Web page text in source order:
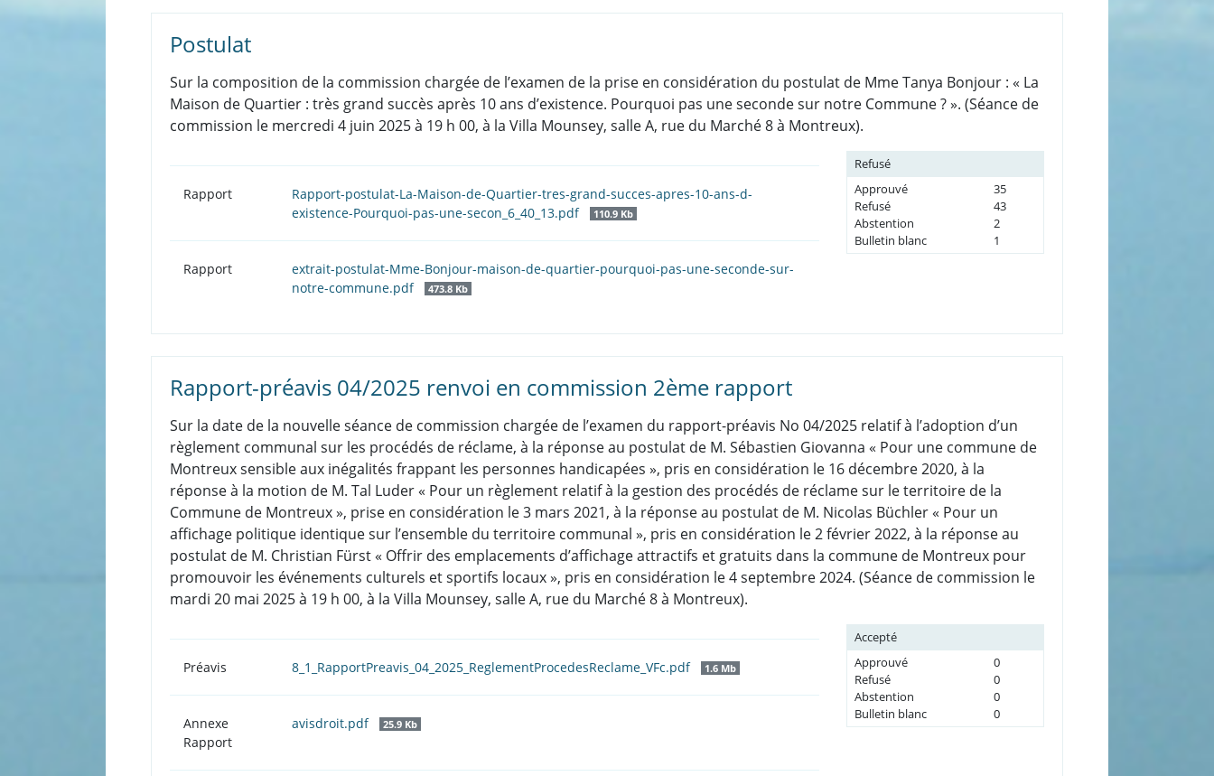
Postulat
Sur la composition de la commission chargée de l’examen de la prise en considération du postulat de Mme Tanya Bonjour : « La
Maison de Quartier : très grand succès après 10 ans d’existence. Pourquoi pas une seconde sur notre Commune ? ». (Séance de
commission le mercredi 4 juin 2025 à 19 h 00, à la Villa Mounsey, salle A, rue du Marché 8 à Montreux).
Rapport
Rapport-postulat-La-Maison-de-Quartier-tres-grand-succes-apres-10-ans-d-
existence-Pourquoi-pas-une-secon_6_40_13.pdf
110.9 Kb
Rapport
extrait-postulat-Mme-Bonjour-maison-de-quartier-pourquoi-pas-une-seconde-sur-
notre-commune.pdf
473.8 Kb
Refusé
Approuvé
35
Refusé
43
Abstention
2
Bulletin blanc
1
Rapport-préavis 04/2025 renvoi en commission 2ème rapport
Sur la date de la nouvelle séance de commission chargée de l’examen du rapport-préavis No 04/2025 relatif à l’adoption d’un
règlement communal sur les procédés de réclame, à la réponse au postulat de M. Sébastien Giovanna « Pour une commune de
Montreux sensible aux inégalités frappant les personnes handicapées », pris en considération le 16 décembre 2020, à la
réponse à la motion de M. Tal Luder « Pour un règlement relatif à la gestion des procédés de réclame sur le territoire de la
Commune de Montreux », prise en considération le 3 mars 2021, à la réponse au postulat de M. Nicolas Büchler « Pour un
affichage politique identique sur l’ensemble du territoire communal », pris en considération le 2 février 2022, à la réponse au
postulat de M. Christian Fürst « Offrir des emplacements d’affichage attractifs et gratuits dans la commune de Montreux pour
promouvoir les événements culturels et sportifs locaux », pris en considération le 4 septembre 2024. (Séance de commission le
mardi 20 mai 2025 à 19 h 00, à la Villa Mounsey, salle A, rue du Marché 8 à Montreux).
Préavis 8_1_RapportPreavis_04_2025_ReglementProcedesReclame_VFc.pdf 1.6 Mb
Annexe
Rapport
avisdroit.pdf 25.9 Kb
Accepté
Approuvé
0
Refusé
0
Abstention
0
Bulletin blanc
0